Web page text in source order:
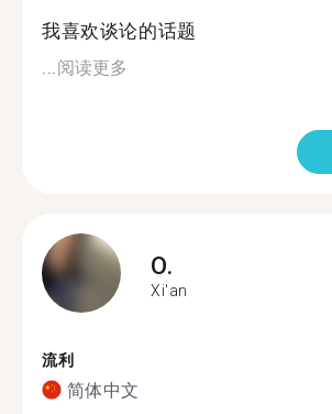
我喜欢谈论的话题
...阅读更多
O.
Xi'an
流利
简体中文